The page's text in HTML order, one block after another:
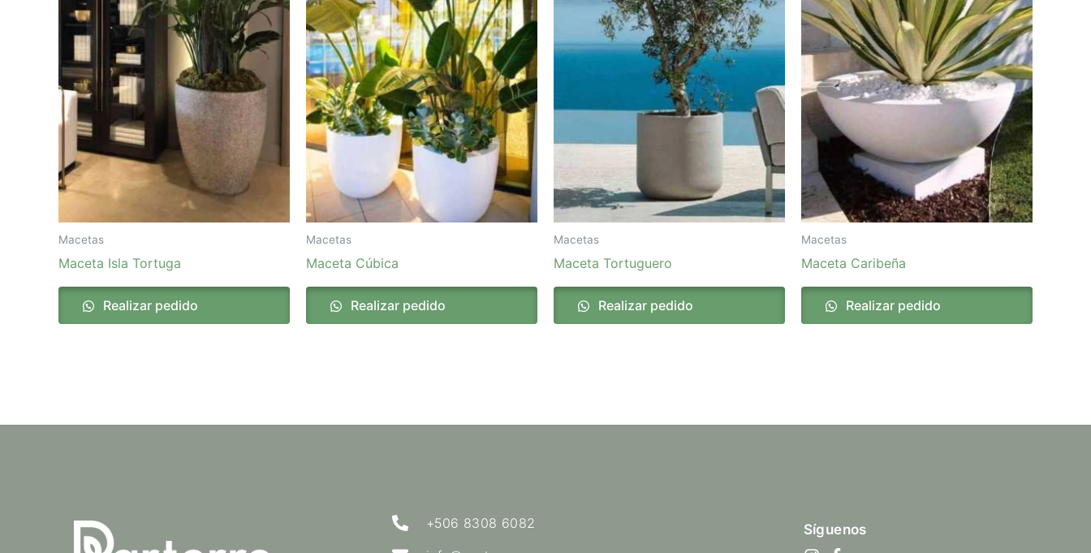
Macetas
Maceta Isla Tortuga
Realizar pedido
Macetas
Maceta Cúbica
Realizar pedido
Macetas
Maceta Tortuguero
Realizar pedido
Macetas
Maceta Caribeña
Realizar pedido
+506 8308 6082
Síguenos